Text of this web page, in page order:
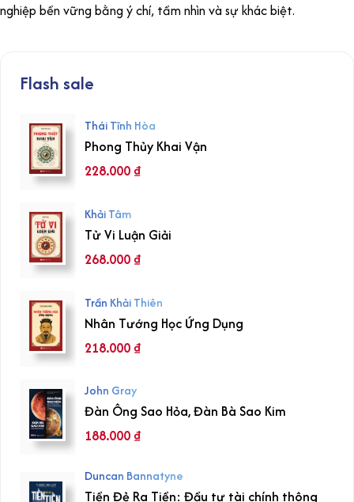
nghiệp bền vững bằng ý chí, tầm nhìn và sự khác biệt.
Flash sale
Thái Tĩnh Hòa
Phong Thủy Khai Vận
228.000₫
Khải Tâm
Tử Vi Luận Giải
268.000₫
Trần Khải Thiên
Nhân Tướng Học Ứng Dụng
218.000₫
John Gray
Đàn Ông Sao Hỏa, Đàn Bà Sao Kim
188.000₫
Duncan Bannatyne
Tiền Đẻ Ra Tiền: Đầu tư tài chính thông